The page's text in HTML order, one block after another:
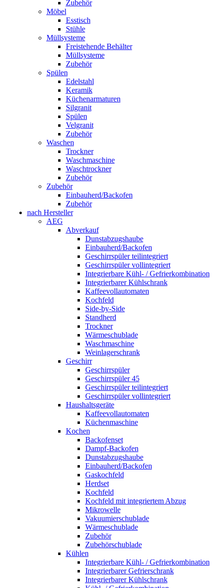
Zubehör
Möbel
Esstisch
Stühle
Müllsysteme
Freistehende Behälter
Müllsysteme
Zubehör
Spülen
Edelstahl
Keramik
Küchenarmaturen
Silgranit
Spülen
Velgranit
Zubehör
Waschen
Trockner
Waschmaschine
Waschtrockner
Zubehör
Zubehör
Einbauherd/Backofen
Zubehör
nach Hersteller
AEG
Abverkauf
Dunstabzugshaube
Einbauherd/Backofen
Geschirrspüler teilintegriert
Geschirrspüler vollintegriert
Integrierbare Kühl- / Gefrierkombination
Integrierbarer Kühlschrank
Kaffeevollautomaten
Kochfeld
Side-by-Side
Standherd
Trockner
Wärmeschublade
Waschmaschine
Weinlagerschrank
Geschirr
Geschirrspüler
Geschirrspüler 45
Geschirrspüler teilintegriert
Geschirrspüler vollintegriert
Haushaltsgeräte
Kaffeevollautomaten
Küchenmaschine
Kochen
Backofenset
Dampf-Backofen
Dunstabzugshaube
Einbauherd/Backofen
Gaskochfeld
Herdset
Kochfeld
Kochfeld mit integriertem Abzug
Mikrowelle
Vakuumierschublade
Wärmeschublade
Zubehör
Zubehörschublade
Kühlen
Integrierbare Kühl- / Gefrierkombination
Integrierbarer Gefrierschrank
Integrierbarer Kühlschrank